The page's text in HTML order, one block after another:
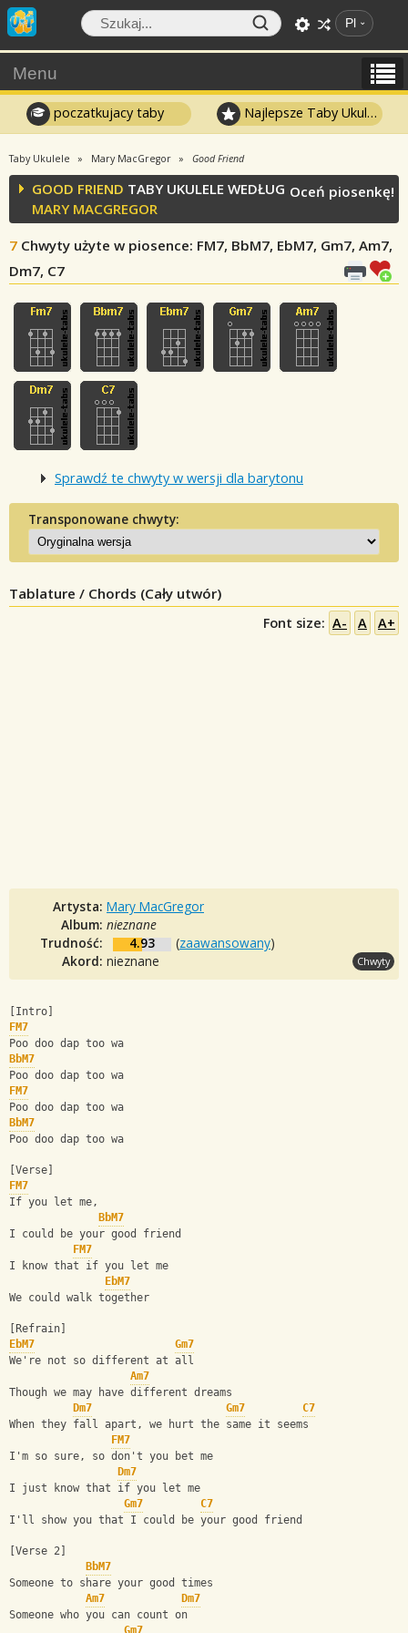
Pl
Menu
poczatkujacy taby Najlepsze Taby Ukulele
Taby Ukulele Mary MacGregor Good Friend
GOOD FRIEND TABY UKULELE WEDŁUG
MARY MACGREGOR
7 Chwyty użyte w piosence: FM7, BbM7, EbM7, Gm7, Am7,
Dm7, C7
Oceń piosenkę!
Sprawdź te chwyty w wersji dla barytonu
Transponowane chwyty:
Tablature / Chords (Cały utwór)
Font size: A- A A+
Artysta: Mary MacGregor
Album: nieznane
Trudność:
4.93 (zaawansowany)
Akord: nieznane Chwyty
[Intro]
FM7
Poo doo dap too wa
BbM7
Poo doo dap too wa
FM7
Poo doo dap too wa
BbM7
Poo doo dap too wa
[Verse]
FM7
If you let me,
BbM7
I could be your good friend
FM7
I know that if you let me
EbM7
We could walk together
[Refrain]
EbM7
Gm7
We're not so different at all
Am7
Though we may have different dreams
Dm7
Gm7
C7
When they fall apart, we hurt the same it seems
FM7
I'm so sure, so don't you bet me
Dm7
I just know that if you let me
Gm7
C7
I'll show you that I could be your good friend
[Verse 2]
BbM7
Someone to share your good times
Am7
Dm7
Someone who you can count on